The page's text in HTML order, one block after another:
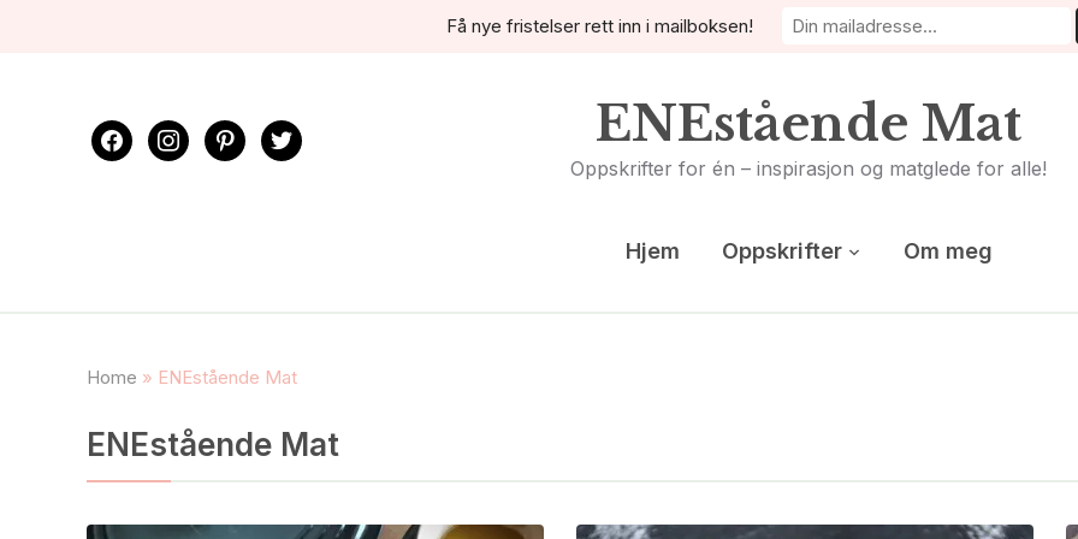
facebookinstagrampinterest
twitter ENEstående Mat
Oppskrifter for én – inspirasjon og matglede for alle!
Hjem Oppskrifter Om meg
Home » ENEstående Mat
ENEstående Mat
Få nye fristelser rett inn i mailboksen!